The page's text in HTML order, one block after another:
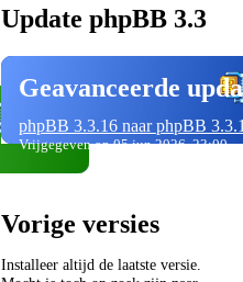
Update phpBB 3.3
Geavanceerde
phpBB 3.3.16 naar phpBB
Vrijgegeven op 05 jun 2026, 23:00
Vorige versies
Installeer altijd de laatste versie.